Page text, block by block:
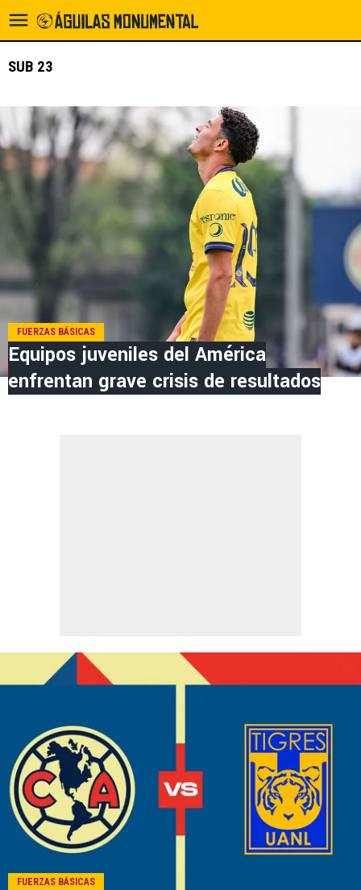
SUB 23
FUERZAS BÁSICAS
Equipos juveniles del América
enfrentan grave crisis de resultados
FUERZAS BÁSICAS